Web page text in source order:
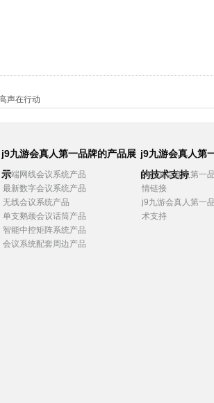
声在行动
j9九游会真人第一品牌的产品展
示
高端网线会议系统产品
最新数字会议系统产品
无线会议系统产品
单支鹅颈会议话筒产品
智能中控矩阵系统产品
会议系统配套周边产品
j9九游会真人第
的技术支持
j9九游会真人第一
情链接
j9九游会真人第一
术支持